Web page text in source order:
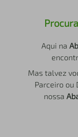
Aqui na
Mas talvez
Parceiro ou
nossa